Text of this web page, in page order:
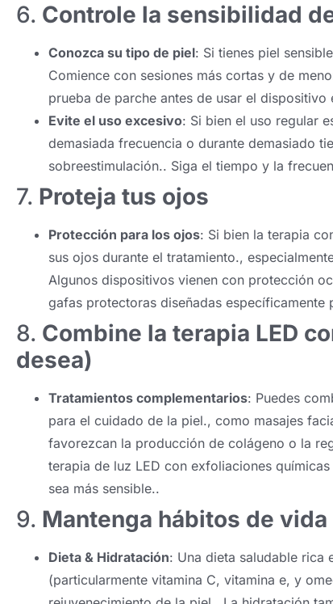
6. Controle la sensibilidad
Conozca su tipo de piel: Si tienes piel
Comience con sesiones más cortas y de
prueba de parche antes de usar el
Evite el uso excesivo: Si bien el uso regular
demasiada frecuencia o durante demasiado
sobreestimulación.. Siga el tiempo y la
7. Proteja tus ojos
Protección para los ojos: Si bien la terapia
sus ojos durante el tratamiento.,
Algunos dispositivos vienen con protección
gafas protectoras diseñadas específicamente
8. Combine la terapia LED
desea)
Tratamientos complementarios: Puedes
para el cuidado de la piel., como masajes
favorezcan la producción de colágeno o la
terapia de luz LED con exfoliaciones
sea más sensible..
9. Mantenga hábitos de
Dieta & Hidratación: Una dieta saludable rica
(particularmente vitamina C, vitamina e, y